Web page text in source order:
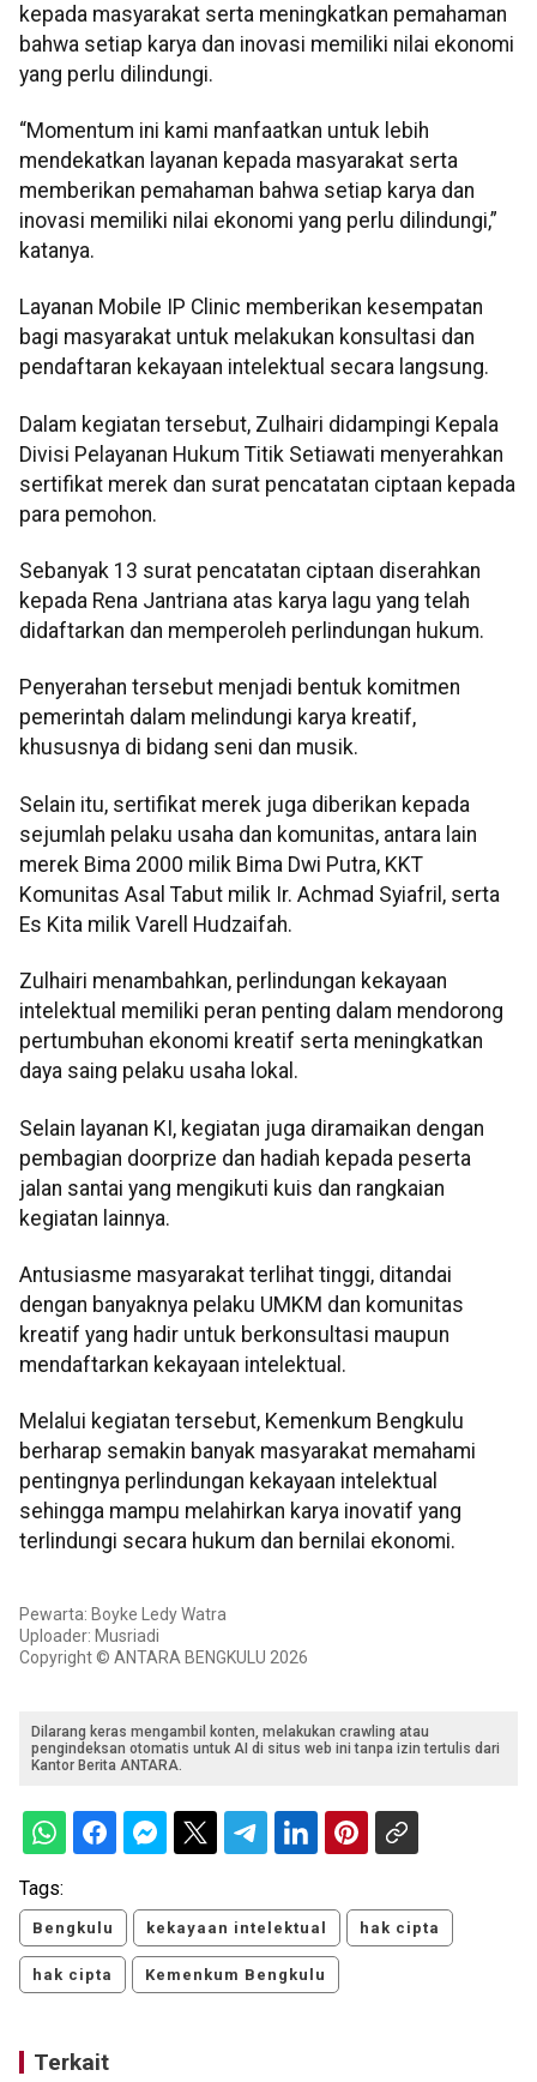
kepada masyarakat serta meningkatkan pemahaman
bahwa setiap karya dan inovasi memiliki nilai ekonomi
yang perlu dilindungi.
“Momentum ini kami manfaatkan untuk lebih
mendekatkan layanan kepada masyarakat serta
memberikan pemahaman bahwa setiap karya dan
inovasi memiliki nilai ekonomi yang perlu dilindungi,”
katanya.
Layanan Mobile IP Clinic memberikan kesempatan
bagi masyarakat untuk melakukan konsultasi dan
pendaftaran kekayaan intelektual secara langsung.
Dalam kegiatan tersebut, Zulhairi didampingi Kepala
Divisi Pelayanan Hukum Titik Setiawati menyerahkan
sertifikat merek dan surat pencatatan ciptaan kepada
para pemohon.
Sebanyak 13 surat pencatatan ciptaan diserahkan
kepada Rena Jantriana atas karya lagu yang telah
didaftarkan dan memperoleh perlindungan hukum.
Penyerahan tersebut menjadi bentuk komitmen
pemerintah dalam melindungi karya kreatif,
khususnya di bidang seni dan musik.
Selain itu, sertifikat merek juga diberikan kepada
sejumlah pelaku usaha dan komunitas, antara lain
merek Bima 2000 milik Bima Dwi Putra, KKT
Komunitas Asal Tabut milik Ir. Achmad Syiafril, serta
Es Kita milik Varell Hudzaifah.
Zulhairi menambahkan, perlindungan kekayaan
intelektual memiliki peran penting dalam mendorong
pertumbuhan ekonomi kreatif serta meningkatkan
daya saing pelaku usaha lokal.
Selain layanan KI, kegiatan juga diramaikan dengan
pembagian doorprize dan hadiah kepada peserta
jalan santai yang mengikuti kuis dan rangkaian
kegiatan lainnya.
Antusiasme masyarakat terlihat tinggi, ditandai
dengan banyaknya pelaku UMKM dan komunitas
kreatif yang hadir untuk berkonsultasi maupun
mendaftarkan kekayaan intelektual.
Melalui kegiatan tersebut, Kemenkum Bengkulu
berharap semakin banyak masyarakat memahami
pentingnya perlindungan kekayaan intelektual
sehingga mampu melahirkan karya inovatif yang
terlindungi secara hukum dan bernilai ekonomi.
Pewarta: Boyke Ledy Watra
Uploader: Musriadi
Copyright © ANTARA BENGKULU 2026
Dilarang keras mengambil konten, melakukan crawling atau
pengindeksan otomatis untuk AI di situs web ini tanpa izin tertulis dari
Kantor Berita ANTARA.
Tags:
Bengkulu kekayaan intelektual hak cipta
hak cipta Kemenkum Bengkulu
Terkait